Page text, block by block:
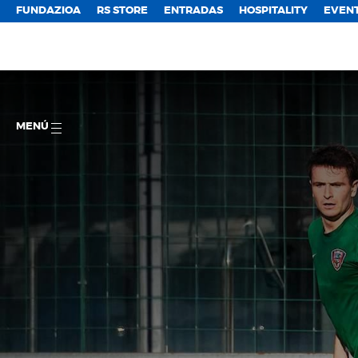
FUNDAZIOA RS STORE ENTRADAS HOSPITALITY
MENÚ